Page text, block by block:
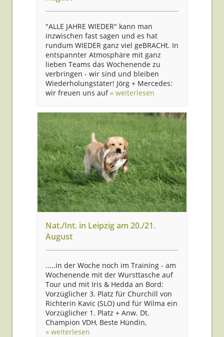
"ALLE JAHRE WIEDER" kann man
inzwischen fast sagen und es hat
rundum WIEDER ganz viel geBRACHt. In
entspannter Atmosphäre mit ganz
lieben Teams das Wochenende zu
verbringen - wir sind und bleiben
Wiederholungstäter! Jörg + Mercedes:
wir freuen uns auf» weiterlesen
Nat./Int. in Leipzig am 20./21.
August
.....in der Woche noch im Training - am
Wochenende mit der Wursttasche auf
Tour und mit Iris & Hedda an Bord:
Vorzüglicher 3. Platz für Churchill von
Richterin Kavic (SLO) und für Wilma ein
Vorzüglicher 1. Platz + Anw. Dt.
Champion VDH, Beste Hündin,
» weiterlesen